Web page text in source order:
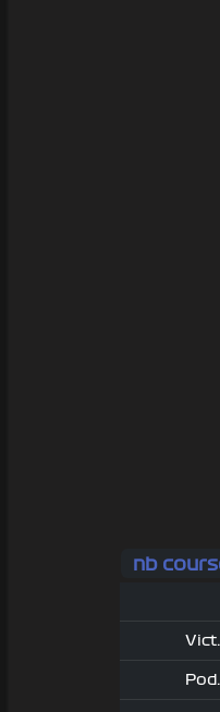
nb
Vict.
Pod.